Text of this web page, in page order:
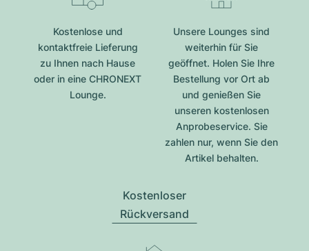
Kostenlose und
kontaktfreie Lieferung
zu Ihnen nach Hause
oder in eine CHRONEXT
Lounge.
Unsere Lounges sind
weiterhin für Sie
geöffnet. Holen Sie Ihre
Bestellung vor Ort ab
und genießen Sie
unseren kostenlosen
Anprobeservice. Sie
zahlen nur, wenn Sie den
Artikel behalten.
Kostenloser
Rückversand